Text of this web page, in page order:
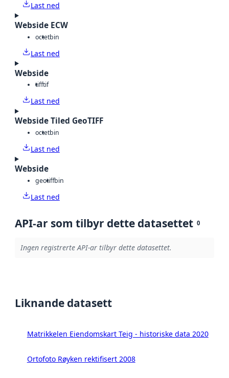
Last ned
Webside ECW
octetbin
Last ned
Webside
tifftif
Last ned
Webside Tiled GeoTIFF
octetbin
Last ned
Webside
geotiffbin
Last ned
API-ar som tilbyr dette datasettet 0
Ingen registrerte API-ar tilbyr dette datasettet.
Liknande datasett
Matrikkelen Eiendomskart Teig - historiske data 2020
Ortofoto Røyken rektifisert 2008